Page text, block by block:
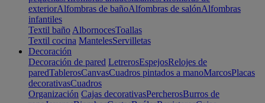
exteriorAlfombras de bañoAlfombras de salónAlfombras
infantiles
Textil baño AlbornocesToallas
Textil cocina MantelesServilletas
Decoración
Decoración de pared LetrerosEspejosRelojes de
paredTablerosCanvasCuadros pintados a manoMarcosPlacas
decorativasCuadros
Organización Cajas decorativasPercherosBurros de